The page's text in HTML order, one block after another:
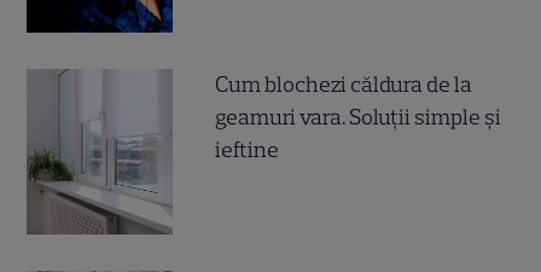
Cum blochezi căldura de la
geamuri vara. Soluții simple și
ieftine